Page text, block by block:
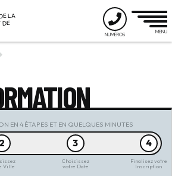
LA
DE
EN 4 ÉTAPES ET EN QUELQUES MINUTES
2
Ville
3
Choisissez
votre Date
4
Finalisez votre
Inscription